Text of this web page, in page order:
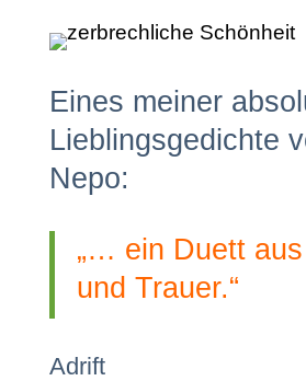
Eines meiner
Lieblingsgedichte
Nepo:
„… ein Duett
und Trauer.“
Adrift